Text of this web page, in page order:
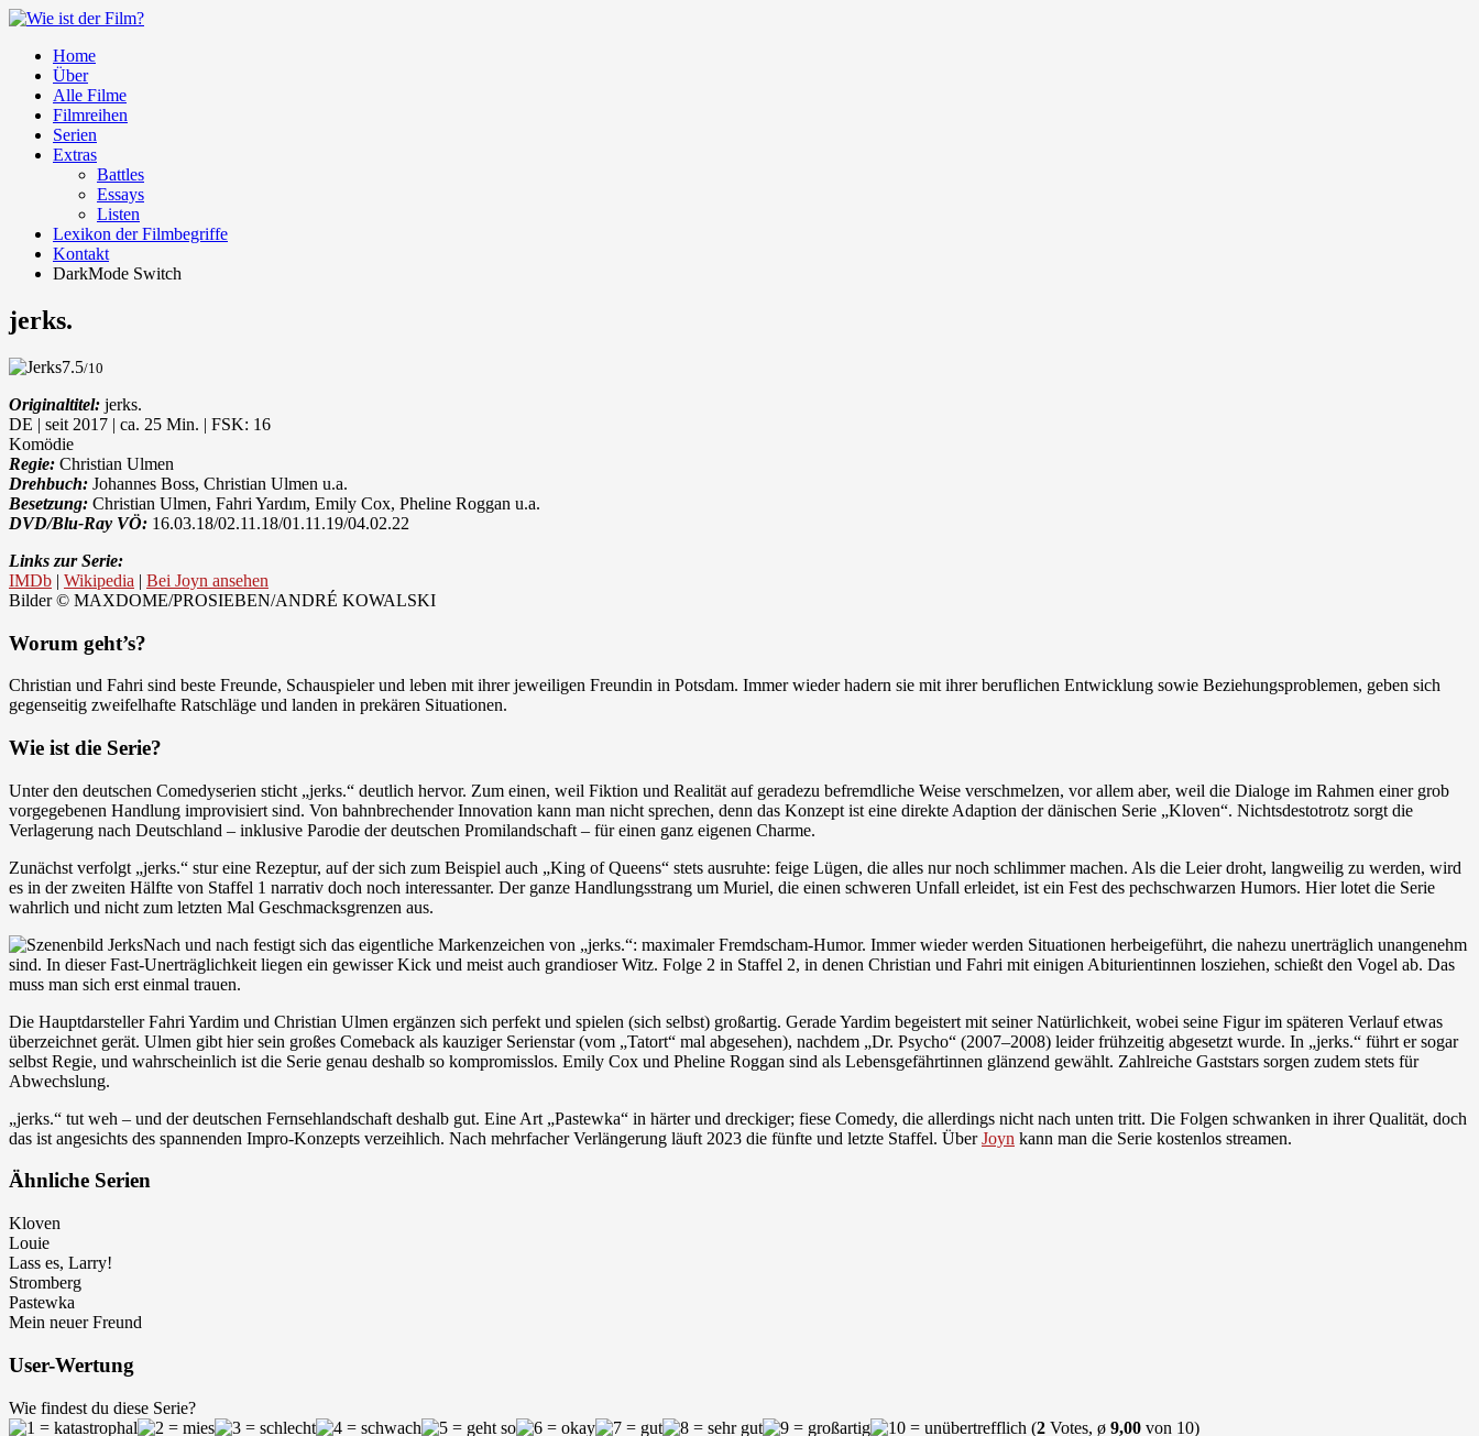
Home
Über
Alle Filme
Filmreihen
Serien
Extras
Battles
Essays
Listen
Lexikon der Filmbegriffe
Kontakt
DarkMode Switch
jerks.
7.5/10
Originaltitel: jerks.
DE | seit 2017 | ca. 25 Min. | FSK: 16
Komödie
Regie: Christian Ulmen
Drehbuch: Johannes Boss, Christian Ulmen u.a.
Besetzung: Christian Ulmen, Fahri Yardım, Emily Cox, Pheline Roggan u.a.
DVD/Blu-Ray VÖ: 16.03.18/02.11.18/01.11.19/04.02.22
Links zur Serie:
IMDb | Wikipedia | Bei Joyn ansehen
Bilder © MAXDOME/PROSIEBEN/ANDRÉ KOWALSKI
Worum geht’s?
Christian und Fahri sind beste Freunde, Schauspieler und leben mit ihrer jeweiligen Freundin in Potsdam. Immer wieder hadern sie mit ihrer beruflichen Entwicklung sowie Beziehungsproblemen, geben sich
gegenseitig zweifelhafte Ratschläge und landen in prekären Situationen.
Wie ist die Serie?
Unter den deutschen Comedyserien sticht „jerks.“ deutlich hervor. Zum einen, weil Fiktion und Realität auf geradezu befremdliche Weise verschmelzen, vor allem aber, weil die Dialoge im Rahmen einer grob
vorgegebenen Handlung improvisiert sind. Von bahnbrechender Innovation kann man nicht sprechen, denn das Konzept ist eine direkte Adaption der dänischen Serie „Kloven“. Nichtsdestotrotz sorgt die
Verlagerung nach Deutschland – inklusive Parodie der deutschen Promilandschaft – für einen ganz eigenen Charme.
Zunächst verfolgt „jerks.“ stur eine Rezeptur, auf der sich zum Beispiel auch „King of Queens“ stets ausruhte: feige Lügen, die alles nur noch schlimmer machen. Als die Leier droht, langweilig zu werden, wird
es in der zweiten Hälfte von Staffel 1 narrativ doch noch interessanter. Der ganze Handlungsstrang um Muriel, die einen schweren Unfall erleidet, ist ein Fest des pechschwarzen Humors. Hier lotet die Serie
wahrlich und nicht zum letzten Mal Geschmacksgrenzen aus.
Nach und nach festigt sich das eigentliche Markenzeichen von „jerks.“: maximaler Fremdscham-Humor. Immer wieder werden Situationen herbeigeführt, die nahezu unerträglich unangenehm
sind. In dieser Fast-Unerträglichkeit liegen ein gewisser Kick und meist auch grandioser Witz. Folge 2 in Staffel 2, in denen Christian und Fahri mit einigen Abiturientinnen losziehen, schießt den Vogel ab. Das
muss man sich erst einmal trauen.
Die Hauptdarsteller Fahri Yardim und Christian Ulmen ergänzen sich perfekt und spielen (sich selbst) großartig. Gerade Yardim begeistert mit seiner Natürlichkeit, wobei seine Figur im späteren Verlauf etwas
überzeichnet gerät. Ulmen gibt hier sein großes Comeback als kauziger Serienstar (vom „Tatort“ mal abgesehen), nachdem „Dr. Psycho“ (2007–2008) leider frühzeitig abgesetzt wurde. In „jerks.“ führt er sogar
selbst Regie, und wahrscheinlich ist die Serie genau deshalb so kompromisslos. Emily Cox und Pheline Roggan sind als Lebensgefährtinnen glänzend gewählt. Zahlreiche Gaststars sorgen zudem stets für
Abwechslung.
„jerks.“ tut weh – und der deutschen Fernsehlandschaft deshalb gut. Eine Art „Pastewka“ in härter und dreckiger; fiese Comedy, die allerdings nicht nach unten tritt. Die Folgen schwanken in ihrer Qualität, doch
das ist angesichts des spannenden Impro-Konzepts verzeihlich. Nach mehrfacher Verlängerung läuft 2023 die fünfte und letzte Staffel. ÜberJoyn kann man die Serie kostenlos streamen.
Ähnliche Serien
Kloven
Louie
Lass es, Larry!
Stromberg
Pastewka
Mein neuer Freund
User-Wertung
Wie findest du diese Serie?
(2 Votes, ø 9,00 von 10)